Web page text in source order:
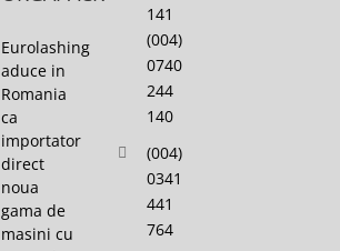
Eurolashing
aduce in
Romania
ca
importator
direct
noua
gama de
masini cu
141
(004)
0740
244
140
(004)
0341
441
764